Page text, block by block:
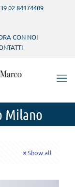
02 84174409
CON NOI
Milano
Show all